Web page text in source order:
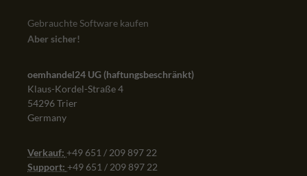
Gebrauchte Software kaufen
Aber sicher!
oemhandel24 UG (haftungsbeschränkt)
Klaus-Kordel-Straße 4
54296 Trier
Germany
Verkauf: +49 651 / 209 897 22
Support: +49 651 / 209 897 22